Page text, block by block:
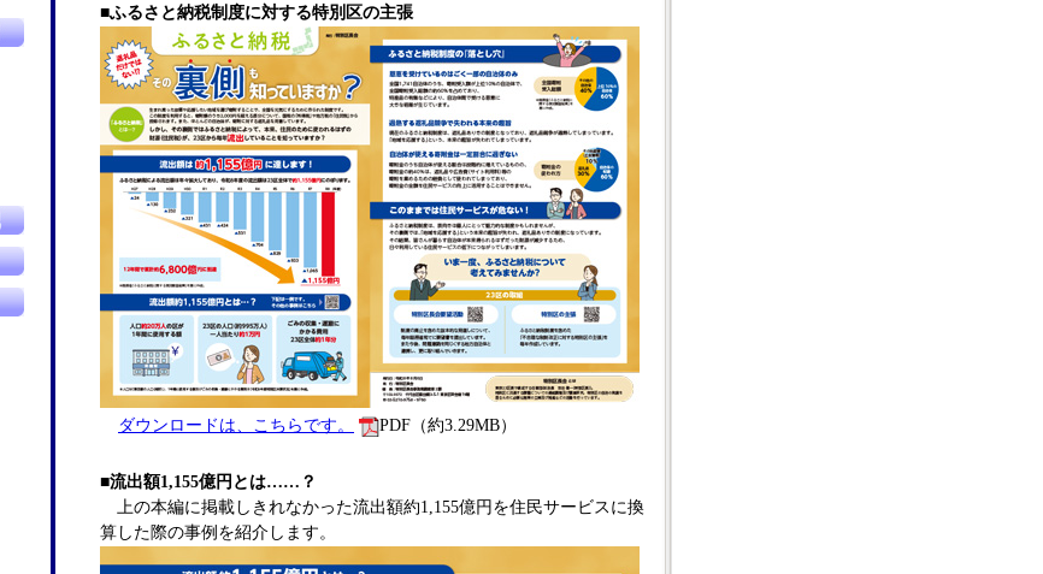
■ふるさと納税制度に対する特別区の主張
さ
と
納
税
ダウンロードは、こちらです。 PDF（約3.29MB）
■流出額1,155億円とは……？
上の本編に掲載しきれなかった流出額約1,155億円を住民サービスに換
算した際の事例を紹介します。